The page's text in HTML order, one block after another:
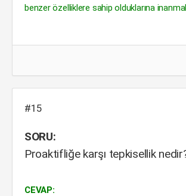
benzer özelliklere sahip olduklarına
#15
SORU:
Proaktifliğe karşı tepkisellik
CEVAP: